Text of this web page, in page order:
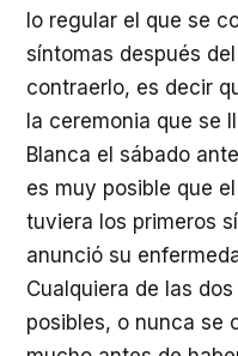
lo regular el que se
síntomas después
contraerlo, es decir
la ceremonia que se
Blanca el sábado
es muy posible que
tuviera los primeros
anunció su
Cualquiera de las
posibles, o nunca se